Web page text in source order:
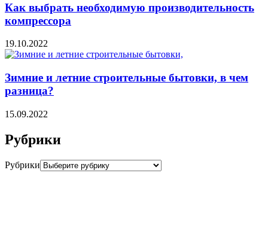
Как выбрать необходимую производительность
компрессора
19.10.2022
Зимние и летние строительные бытовки, в чем
разница?
15.09.2022
Рубрики
Рубрики